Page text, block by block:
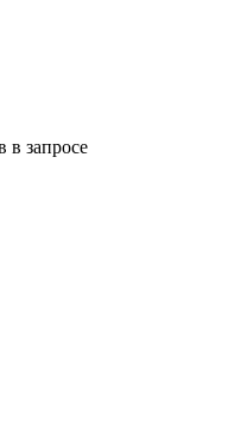
в запросе